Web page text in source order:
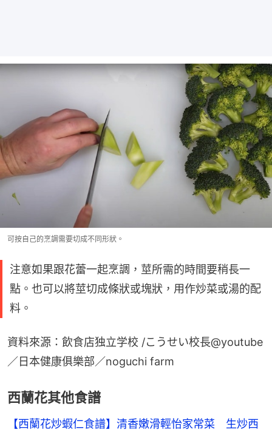
可按自己的烹調需要切成不同形狀。
注意如果跟花蕾一起烹調，莖所需的時間要稍長一
點。也可以將莖切成條狀或塊狀，用作炒菜或湯的配
料。
資料來源：飲食店独立学校 /こうせい校長@youtube
／日本健康俱樂部／noguchi farm
西蘭花其他食譜
【西蘭花炒蝦仁食譜】清香嫩滑輕怡家常菜　生炒西